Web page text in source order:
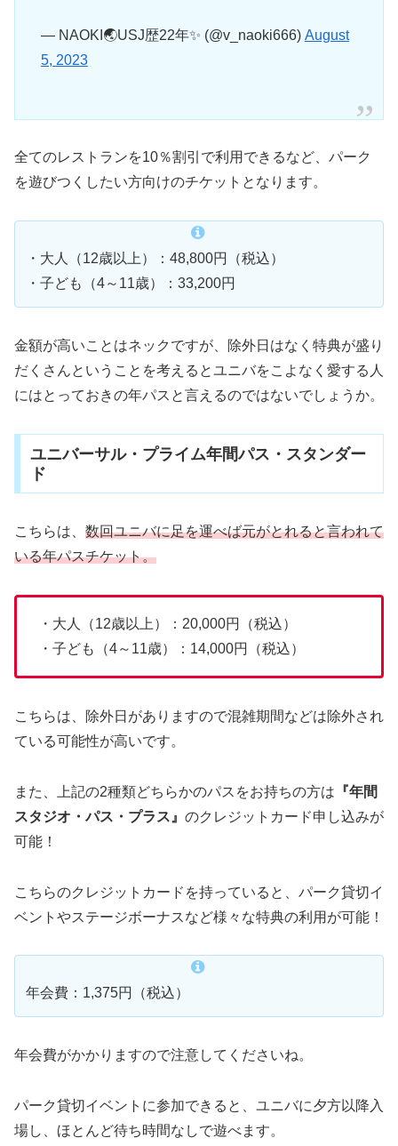
— NAOKI🌏USJ歴22年✨ (@v_naoki666) August
5, 2023
全てのレストランを10％割引で利用できるなど、パーク
を遊びつくしたい方向けのチケットとなります。
・大人（12歳以上）：48,800円（税込）
・子ども（4～11歳）：33,200円
金額が高いことはネックですが、除外日はなく特典が盛り
だくさんということを考えるとユニバをこよなく愛する人
にはとっておきの年パスと言えるのではないでしょうか。
ユニバーサル・プライム年間パス・スタンダー
ド
こちらは、 数回ユニバに足を運べば元がとれると言われて
いる年パスチケット。
・大人（12歳以上）：20,000円（税込）
・子ども（4～11歳）：14,000円（税込）
こちらは、除外日がありますので混雑期間などは除外され
ている可能性が高いです。
また、上記の2種類どちらかのパスをお持ちの方は 『年間
スタジオ・パス・プラス』 のクレジットカード申し込みが
可能！
こちらのクレジットカードを持っていると、パーク貸切イ
ベントやステージボーナスなど様々な特典の利用が可能！
年会費：1,375円（税込）
年会費がかかりますので注意してくださいね。
パーク貸切イベントに参加できると、ユニバに夕方以降入
場し、ほとんど待ち時間なしで遊べます。